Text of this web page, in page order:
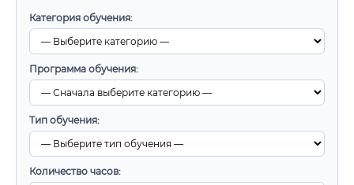
Категория обучения:
Программа обучения:
Тип обучения:
Количество часов: